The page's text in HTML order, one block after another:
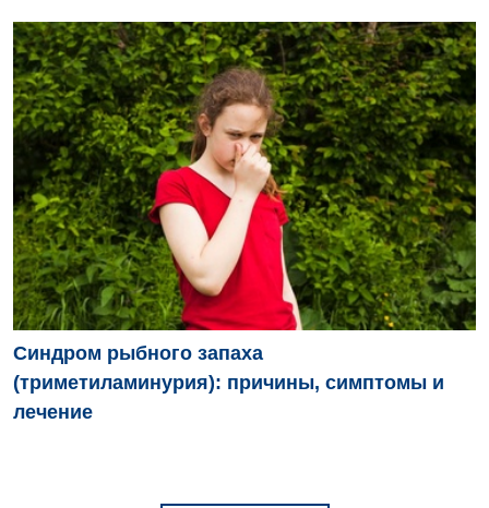
Синдром рыбного запаха
(триметиламинурия): причины, симптомы и
лечение